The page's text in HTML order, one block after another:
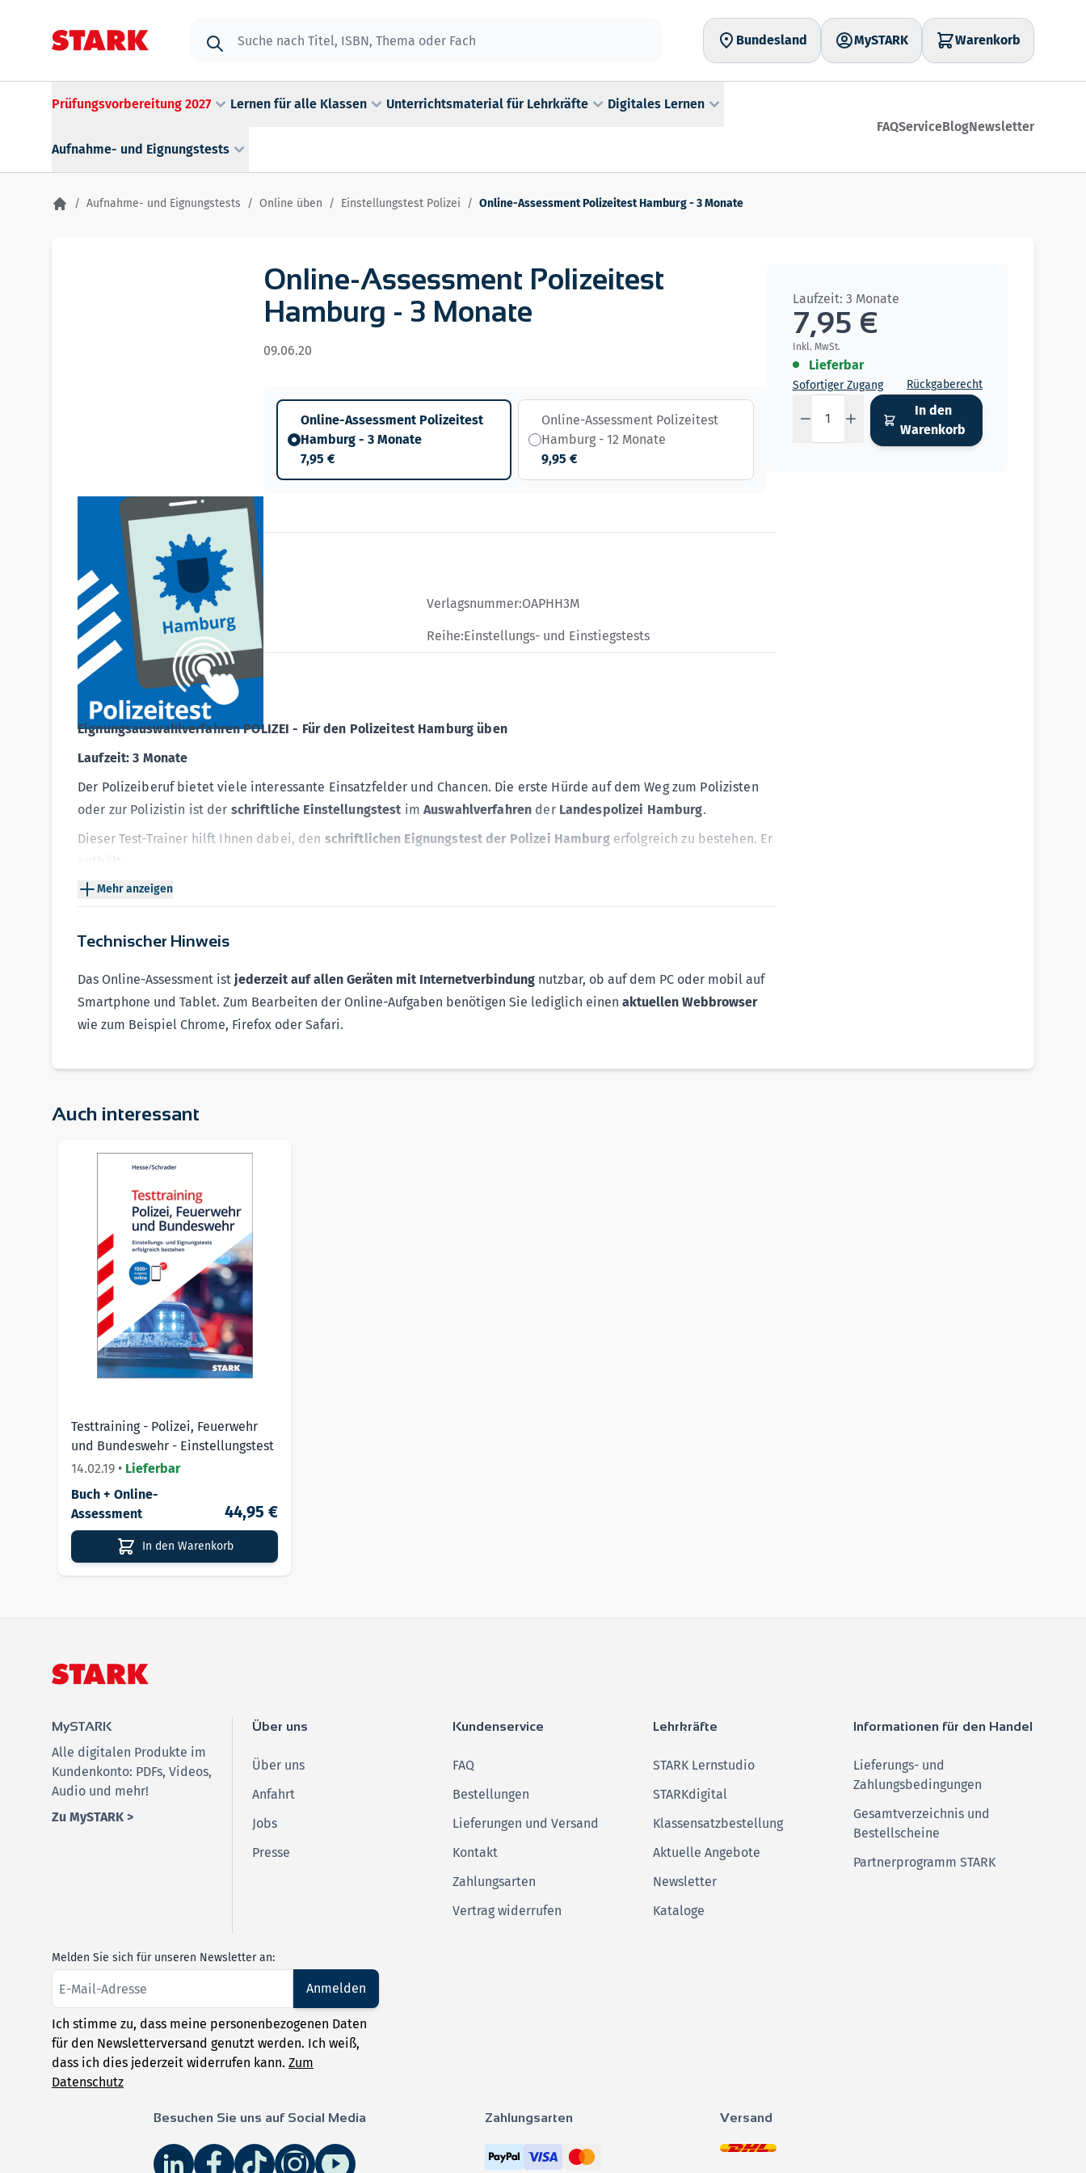
Bundesland MySTARK Warenkorb
Prüfungsvorbereitung 2027 Lernen für alle Klassen Unterrichtsmaterial für Lehrkräfte Digitales Lernen
Aufnahme- und Eignungstests
FAQServiceBlogNewsletter
/ Aufnahme- und Eignungstests / Online üben / Einstellungstest Polizei / Online-Assessment Polizeitest Hamburg - 3 Monate
Online-Assessment Polizeitest
Hamburg - 3 Monate
09.06.20
Online-Assessment Polizeitest
Hamburg - 3 Monate
7,95 €
Online-Assessment Polizeitest
Hamburg - 12 Monate
9,95 €
Laufzeit: 3 Monate
7,95 €
Inkl. MwSt.
Lieferbar
Sofortiger Zugang Rückgaberecht
In den
Warenkorb
Technischer Hinweis
Das Online-Assessment ist jederzeit auf allen Geräten mit Internetverbindung nutzbar, ob auf dem PC oder mobil auf
Smartphone und Tablet. Zum Bearbeiten der Online-Aufgaben benötigen Sie lediglich einen aktuellen Webbrowser
wie zum Beispiel Chrome, Firefox oder Safari.
Artikelbeschreibung
EignungsauswahlverfahrenPOLIZEI - Für den Polizeitest Hamburg üben
Laufzeit: 3 Monate
Der Polizeiberuf bietet viele interessante Einsatzfelder und Chancen. Die erste Hürde auf dem Weg zum Polizisten
oder zur Polizistin ist der schriftliche Einstellungstest imAuswahlverfahren der Landespolizei Hamburg.
Dieser Test-Trainer hilft Ihnen dabei, den schriftlichen Eignungstest der Polizei Hamburg erfolgreich zu bestehen. Er
enthält:
+ Prüfungsrelevante Aufgaben zum digitalen Üben
+ Häufig gestellte Fragen zum Einstellungsverfahren der Polizei
So werden Sie fit für den Einstellungstest der Polizei inHamburg!
Herausgegeben von der Deutschen Polizeigewerkschaft (DPolG).
Hier geht’s zur kostenlosen Demoversion:Test
Mehr anzeigen
Produktdetails
ISBN:978-3-7449-0460-5 Verlagsnummer:OAPHH3M
Produkttyp: Zugangscode Reihe:Einstellungs- und Einstiegstests
Auch interessant
Press to skip carousel
Testtraining - Polizei, Feuerwehr
und Bundeswehr - Einstellungstest
14.02.19 • Lieferbar
Buch + Online-
Assessment
44,95 €
In den Warenkorb
MySTARK
Alle digitalen Produkte im
Kundenkonto: PDFs, Videos,
Audio und mehr!
Zu MySTARK >
Über uns
Über uns
Anfahrt
Jobs
Presse
Kundenservice
FAQ
Bestellungen
Lieferungen und Versand
Kontakt
Zahlungsarten
Vertrag widerrufen
Lehrkräfte
STARK Lernstudio
STARKdigital
Klassensatzbestellung
Aktuelle Angebote
Newsletter
Kataloge
Informationen für den Handel
Lieferungs- und
Zahlungsbedingungen
Gesamtverzeichnis und
Bestellscheine
Partnerprogramm STARK
Melden Sie sich für unseren Newsletter an:
Anmelden
Ich stimme zu, dass meine personenbezogenen Daten
für den Newsletterversand genutzt werden. Ich weiß,
dass ich dies jederzeit widerrufen kann. Zum
Datenschutz
Besuchen Sie uns auf Social Media Zahlungsarten Versand